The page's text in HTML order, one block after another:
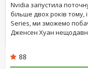
Nvidia запустила
більше двох років тому,
Series, ми зможемо
Дженсен Хуан
88